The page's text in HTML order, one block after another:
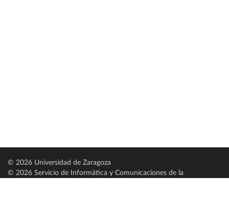
© 2026 Universidad de Zaragoza
© 2026 Servicio de Informática y Comunicaciones de la